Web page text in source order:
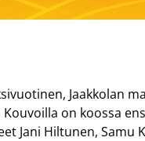
Jaakkolan
on koossa
Jani Hiltunen, Samu